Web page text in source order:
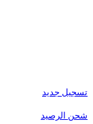
تسجيل جديد
شحن الرصيد